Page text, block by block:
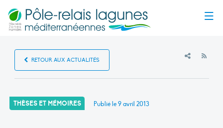
RETOUR AUX ACTUALITÉS
THÈSES ET MÉMOIRES Publié le9 avril 2013